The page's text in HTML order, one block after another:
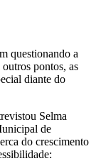
questionando a
pontos, as
diante do
Selma
de
do crescimento